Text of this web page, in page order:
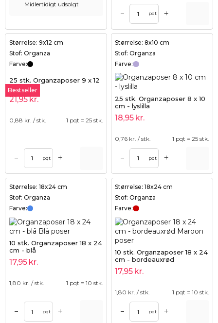
Midlertidigt udsolgt
– pqt +
Størrelse: 9x12 cm
Stof: Organza
Farve:
Bestseller
25 stk. Organzaposer 9 x 12
cm - sort
21,95kr.
0,88 kr. / stk. 1 pqt = 25 stk.
– pqt +
Størrelse: 8x10 cm
Stof: Organza
Farve:
25 stk. Organzaposer 8 x 10
cm - lyslilla
18,95 kr.
0,76 kr. / stk. 1 pqt = 25 stk.
– pqt +
Størrelse: 18x24 cm
Stof: Organza
Farve:
10 stk. Organzaposer 18 x 24
cm - blå
17,95 kr.
1,80 kr. / stk. 1 pqt = 10 stk.
– pqt +
Størrelse: 18x24 cm
Stof: Organza
Farve:
10 stk. Organzaposer 18 x 24
cm - bordeauxrød
17,95 kr.
1,80 kr. / stk. 1 pqt = 10 stk.
– pqt +